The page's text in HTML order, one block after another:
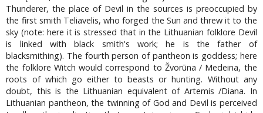
Thunderer, the place of Devil in the sources is preoccupied by
the first smith Teliavelis, who forged the Sun and threw it to the
sky (note: here it is stressed that in the Lithuanian folklore Devil
is linked with black smith's work; he is the father of
blacksmithing). The fourth person of pantheon is goddess; here
the folklore Witch would correspond to Žvorūna / Medeina, the
roots of which go either to beasts or hunting. Without any
doubt, this is the Lithuanian equivalent of Artemis /Diana. In
Lithuanian pantheon, the twinning of God and Devil is perceived